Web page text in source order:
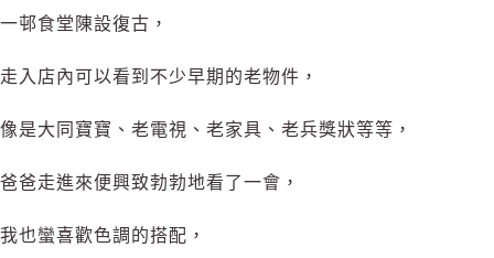
一邨食堂陳設復古，
走入店內可以看到不少早期的老物件，
像是大同寶寶、老電視、老家具、老兵獎狀等等，
爸爸走進來便興致勃勃地看了一會，
我也蠻喜歡色調的搭配，